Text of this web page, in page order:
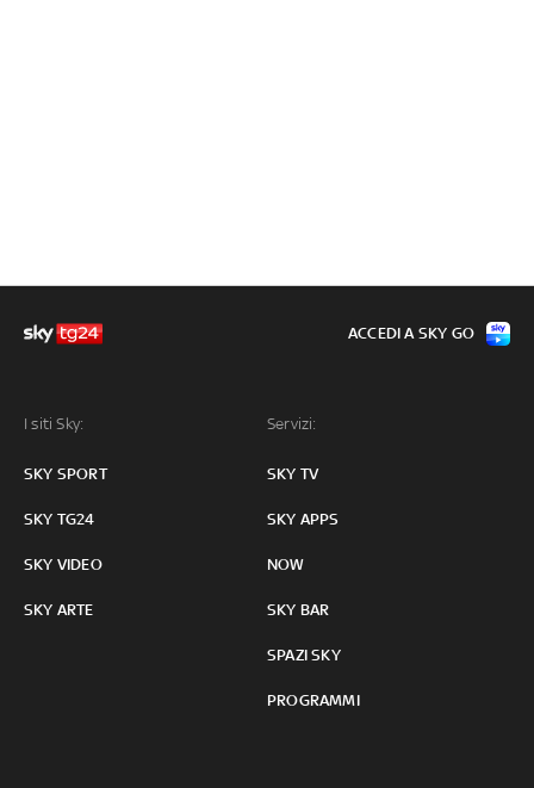
I siti Sky:
SKY SPORT
SKY TG24
SKY VIDEO
SKY ARTE
Servizi:
SKY TV
SKY APPS
NOW
SKY BAR
SPAZI SKY
PROGRAMMI
ACCEDI A SKY GO